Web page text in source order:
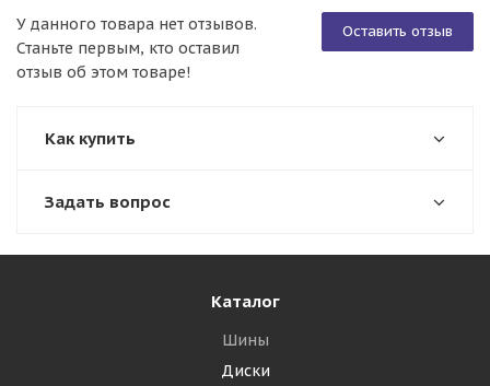
Оставить отзыв
У данного товара нет отзывов.
Станьте первым, кто оставил
отзыв об этом товаре!
Как купить
Задать вопрос
Каталог
Шины
Диски